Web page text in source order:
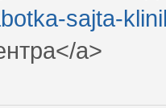
sajta-
a>